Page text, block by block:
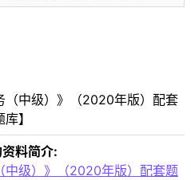
料简介:
中级）》（2020年版）配套题